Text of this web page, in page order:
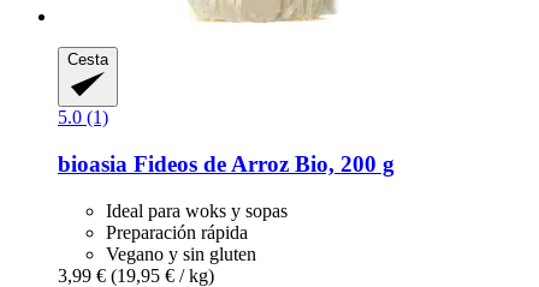
Cesta
5.0 (1)
bioasia Fideos de Arroz Bio, 200 g
Ideal para woks y sopas
Preparación rápida
Vegano y sin gluten
3,99 € (19,95 € / kg)